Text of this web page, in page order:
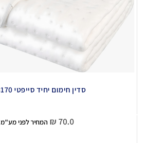
סדין חימום יחיד סייפטי 170×80
₪ 70.0 המחיר לפני מע"מ